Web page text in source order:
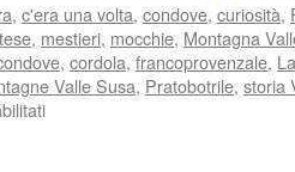
, c'era una volta, condove, curiosità,
, mestieri, mocchie, Montagna
, cordola, francoprovenzale,
Valle Susa, Pratobotrile, storia
su